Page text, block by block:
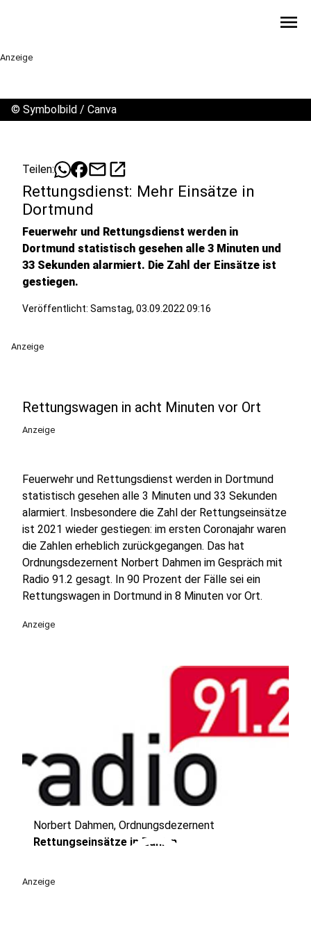
menu
Anzeige
© Symbolbild / Canva
Teilen: mailopen_in_new
Rettungsdienst: Mehr Einsätze in
Dortmund
Feuerwehr und Rettungsdienst werden in
Dortmund statistisch gesehen alle 3 Minuten und
33 Sekunden alarmiert. Die Zahl der Einsätze ist
gestiegen.
Veröffentlicht: Samstag, 03.09.2022 09:16
Anzeige
Rettungswagen in acht Minuten vor Ort
Anzeige
Feuerwehr und Rettungsdienst werden in Dortmund
statistisch gesehen alle 3 Minuten und 33 Sekunden
alarmiert. Insbesondere die Zahl der Rettungseinsätze
ist 2021 wieder gestiegen: im ersten Coronajahr waren
die Zahlen erheblich zurückgegangen. Das hat
Ordnungsdezernent Norbert Dahmen im Gespräch mit
Radio 91.2 gesagt. In 90 Prozent der Fälle sei ein
Rettungswagen in Dortmund in 8 Minuten vor Ort.
Anzeige
play_circle
Norbert Dahmen, Ordnungsdezernent
Rettungseinsätze in Zahlen
Anzeige